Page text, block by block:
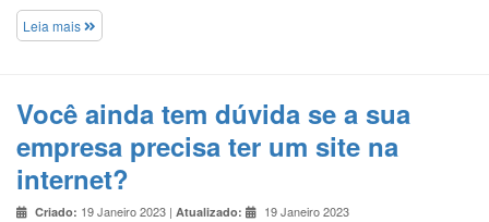
Leia mais
Você ainda tem dúvida se a sua
empresa precisa ter um site na
internet?
Criado: 19 Janeiro 2023 | Atualizado: 19 Janeiro 2023